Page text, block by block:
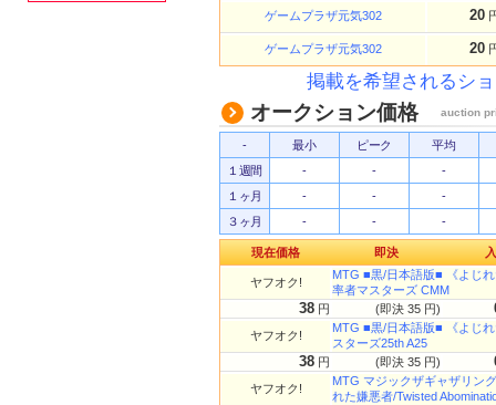
ゲームプラザ元気302 20
ゲームプラザ元気302 20
掲載を希望されるシ
オークション価格 auction
- 最小 ピーク
平均
１週間
- -
-
１ヶ月
- -
-
３ヶ月
- - -
現在価格 即決
ヤフオク!
MTG ■黒/日本語版■ 《よじ
率者マスターズ CMM
38 円 (即決 35 円)
ヤフオク!
MTG ■黒/日本語版■ 《よじ
スターズ25th A25
38 円 (即決 35 円)
ヤフオク!
MTG マジックザギャザリン
れた嫌悪者/Twisted